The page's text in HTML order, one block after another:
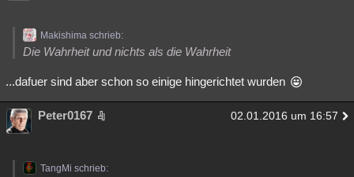
Makishima schrieb:
Die Wahrheit und nichts als die Wahrheit
...dafuer sind aber schon so einige hingerichtet wurden
Peter0167 02.01.2016 um 16:57
TangMi schrieb: